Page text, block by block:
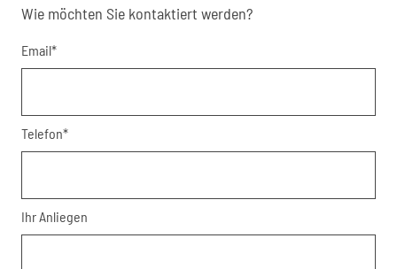
Wie möchten Sie kontaktiert werden?
Email*
Telefon*
Ihr Anliegen